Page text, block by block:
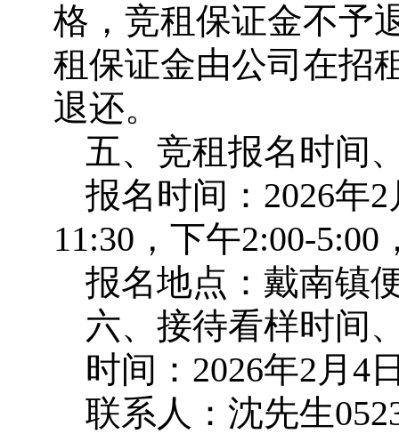
格，竞租保证金不予
租保证金由公司在招
退还。
五、竞租报名时间
报名时间：2026年
11:30，下午2:00-
报名地点：戴南镇
六、接待看样时间
时间：2026年2月4
联系人：沈先生